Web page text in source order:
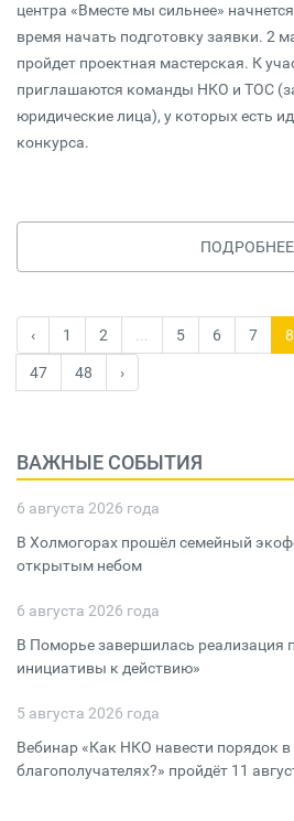
центра «Вместе мы сильнее»
время начать подготовку заявки. 2
пройдет проектная мастерская. К
приглашаются команды НКО и ТОС
юридические лица), у которых есть
конкурса.
ПОДРОБНЕЕ
‹ 1 2 5 6 7 8
47 48 ›
ВАЖНЫЕ СОБЫТИЯ
6 августа 2026 года
В Холмогорах прошёл семейный
открытым небом
6 августа 2026 года
В Поморье завершилась реализация
инициативы к действию»
5 августа 2026 года
Вебинар «Как НКО навести порядок
благополучателях?» пройдёт 11